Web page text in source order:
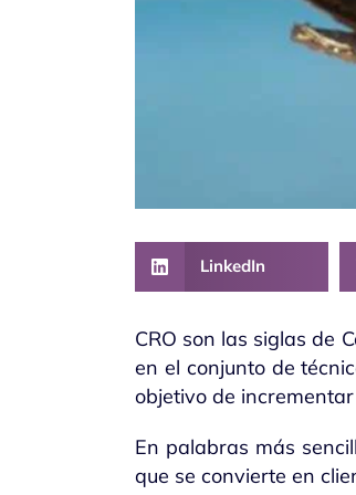
LinkedIn
CRO son las siglas de
en el conjunto de
objetivo de
En palabras más
que se convierte en